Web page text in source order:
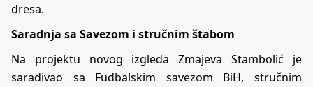
dresa.
Saradnja sa Savezom i stručnim štabom
Na projektu novog izgleda Zmajeva Stambolić je
sarađivao sa Fudbalskim savezom BiH, stručnim